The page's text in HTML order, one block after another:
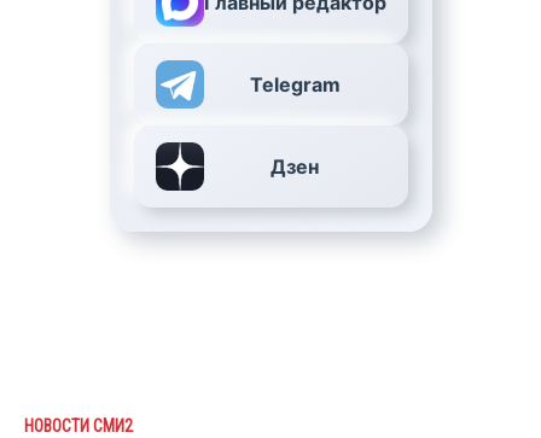
Telegram
Дзен
НОВОСТИ СМИ2